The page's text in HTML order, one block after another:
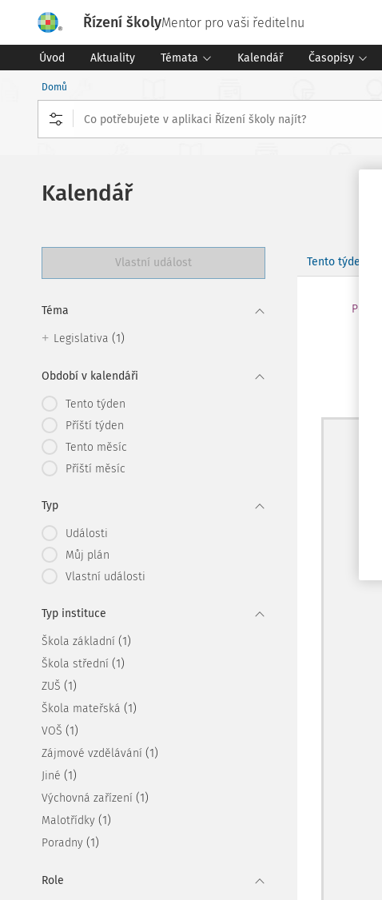
Řízení školyMentor pro vaši ředitelnu
Úvod Aktuality Témata Kalendář Časopisy
Domů
Kalendář
Vlastní událost
Téma
Legislativa (1)
Období v kalendáři
Tento týden
Příští týden
Tento měsíc
Příští měsíc
Typ
Události
Můj plán
Vlastní události
Typ instituce
Škola základní (1)
Škola střední (1)
ZUŠ (1)
Škola mateřská (1)
VOŠ (1)
Zájmové vzdělávání (1)
Jiné (1)
Výchovná zařízení (1)
Malotřídky (1)
Poradny (1)
Role
Tento týden
Po